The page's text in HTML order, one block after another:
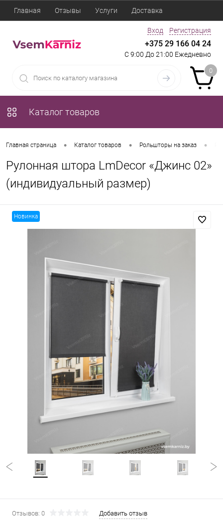
Главная Отзывы Услуги Доставка
Вход Регистрация
+375 29 166 04 24
С 9:00 До 21:00 Ежедневно
0
Каталог товаров
Главная страница • Каталог товаров • Рольшторы на заказ •
Рулонная штора LmDecor «Джинс 02»
(индивидуальный размер)
Новинка
Отзывов: 0 Добавить отзыв